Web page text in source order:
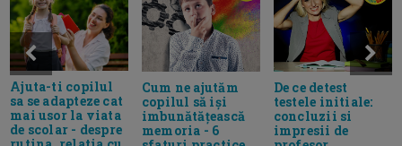
Ajuta-ti copilul
sa se adapteze cat
mai usor la viata
de scolar - despre
Cum ne ajutăm
copilul să iși
imbunătățească
memoria - 6
De ce detest
testele initiale:
concluzii si
impresii de